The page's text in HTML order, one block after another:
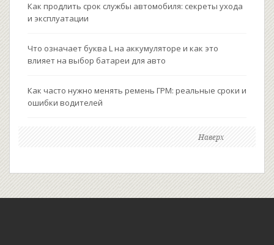
Как продлить срок службы автомобиля: секреты ухода
и эксплуатации
Что означает буква L на аккумуляторе и как это
влияет на выбор батареи для авто
Как часто нужно менять ремень ГРМ: реальные сроки и
ошибки водителей
Наверх